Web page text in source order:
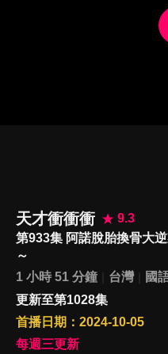
天才衝衝衝
9.3
第933集 阿諾脫胎換骨大
～
1 小時 51 分鐘
台灣 國
更新至第1028集
首播日期：2024-10-05
每週三更新